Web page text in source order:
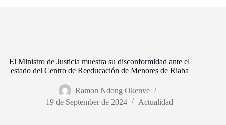
El Ministro de Justicia muestra su disconformidad ante el
estado del Centro de Reeducación de Menores de Riaba
Ramon Ndong Okenve
19 de September de 2024
Actualidad